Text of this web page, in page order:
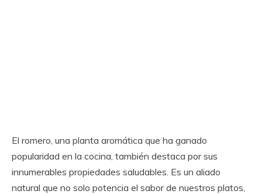
El romero, una planta aromática que ha ganado
popularidad en la cocina, también destaca por sus
innumerables propiedades saludables. Es un aliado
natural que no solo potencia el sabor de nuestros platos,